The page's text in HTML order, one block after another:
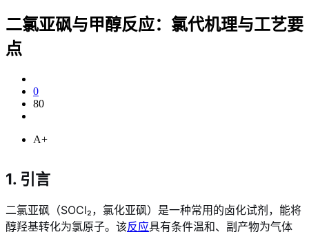
二氯亚砜与甲醇反应：氯代机理与工艺要
点
0
80
A+
1. 引言
二氯亚砜（SOCl₂，氯化亚砜）是一种常用的卤化试剂，能将
醇羟基转化为氯原子。该反应具有条件温和、副产物为气体